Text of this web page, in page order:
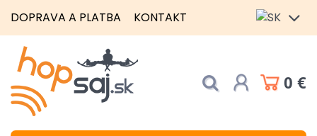
DOPRAVA A PLATBA KONTAKT
0 €